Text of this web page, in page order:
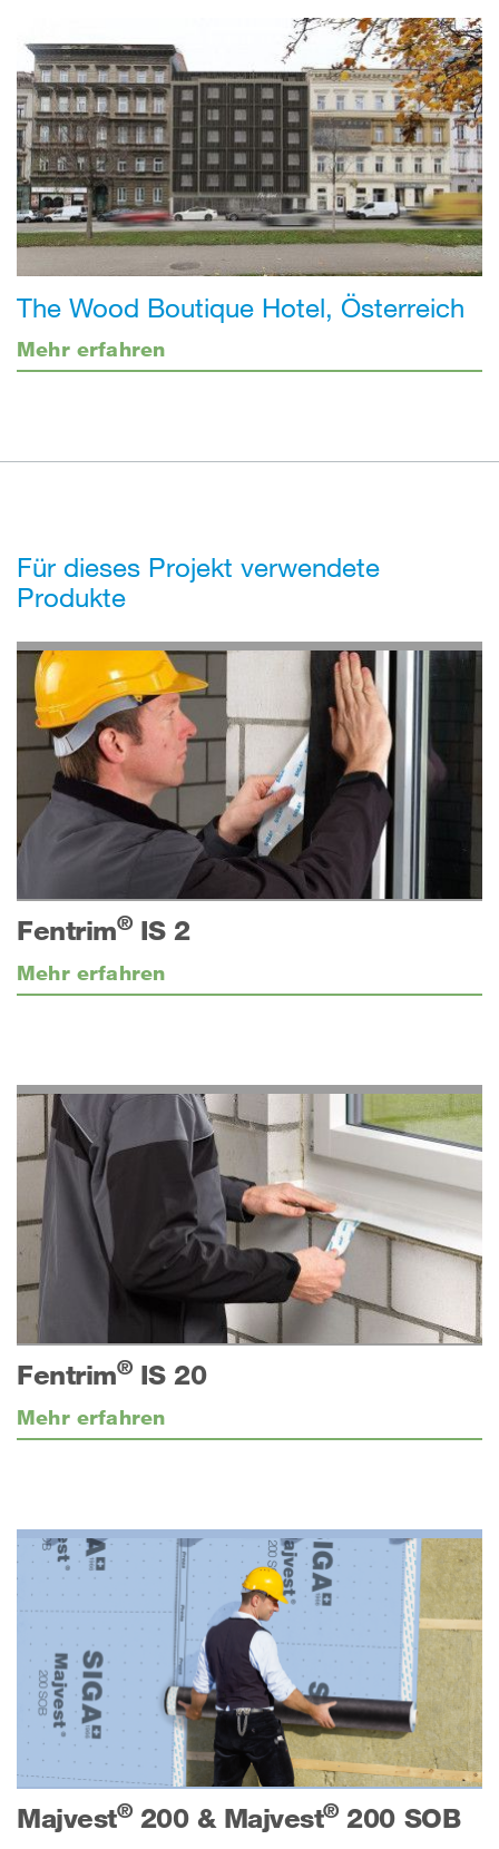
The Wood Boutique Hotel, Österreich
Mehr erfahren
Für dieses Projekt verwendete
Produkte
Fentrim®IS 2
Mehr erfahren
Fentrim®IS 20
Mehr erfahren
Majvest®200 & Majvest®200 SOB